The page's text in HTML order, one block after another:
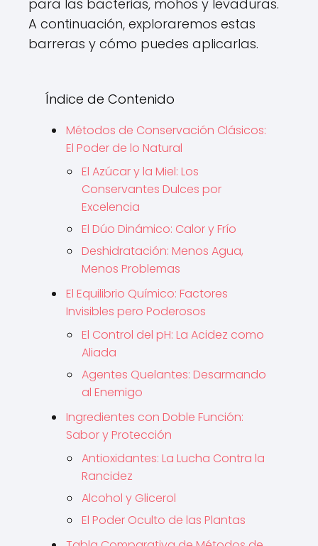
para las bacterias, mohos y levaduras.
A continuación, exploraremos estas
barreras y cómo puedes aplicarlas.
Índice de Contenido
Métodos de Conservación Clásicos:
El Poder de lo Natural
El Azúcar y la Miel: Los
Conservantes Dulces por
Excelencia
El Dúo Dinámico: Calor y Frío
Deshidratación: Menos Agua,
Menos Problemas
El Equilibrio Químico: Factores
Invisibles pero Poderosos
El Control del pH: La Acidez como
Aliada
Agentes Quelantes: Desarmando
al Enemigo
Ingredientes con Doble Función:
Sabor y Protección
Antioxidantes: La Lucha Contra la
Rancidez
Alcohol y Glicerol
El Poder Oculto de las Plantas